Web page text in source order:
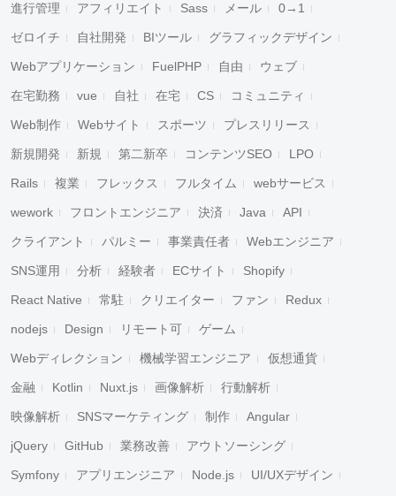
進行管理 アフィリエイト Sass メール 0→1
ゼロイチ 自社開発 BIツール グラフィックデザイン
Webアプリケーション FuelPHP 自由 ウェブ
在宅勤務 vue 自社 在宅 CS コミュニティ
Web制作 Webサイト スポーツ プレスリリース
新規開発 新規 第二新卒 コンテンツSEO LPO
Rails 複業 フレックス フルタイム webサービス
wework フロントエンジニア 決済 Java API
クライアント パルミー 事業責任者 Webエンジニア
SNS運用 分析 経験者 ECサイト Shopify
React Native 常駐 クリエイター ファン Redux
nodejs Design リモート可 ゲーム
Webディレクション 機械学習エンジニア 仮想通貨
金融 Kotlin Nuxt.js 画像解析 行動解析
映像解析 SNSマーケティング 制作 Angular
jQuery GitHub 業務改善 アウトソーシング
Symfony アプリエンジニア Node.js UI/UXデザイン